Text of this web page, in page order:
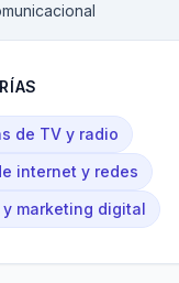
de TV y radio
internet y redes
marketing digital